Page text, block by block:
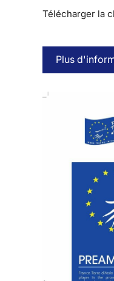
Télécharger la
Plus